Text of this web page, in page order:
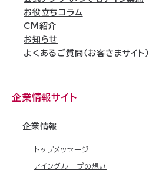
お役立ちコラム
CM紹介
お知らせ
よくあるご質問（お客さまサイト）
企業情報サイト
企業情報
トップメッセージ
アイングループの想い